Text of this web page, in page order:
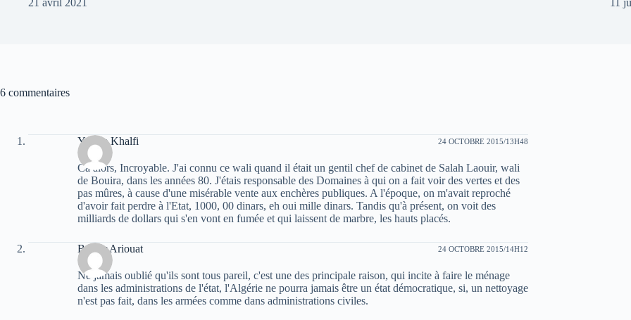
6 commentaires
Yacine Khalfi 24 OCTOBRE 2015/13H48
Ca alors, Incroyable. J'ai connu ce wali quand il était un gentil chef de cabinet de Salah Laouir, wali
de Bouira, dans les années 80. J'étais responsable des Domaines à qui on a fait voir des vertes et des
pas mûres, à cause d'une misérable vente aux enchères publiques. A l'époque, on m'avait reproché
d'avoir fait perdre à l'Etat, 1000, 00 dinars, eh oui mille dinars. Tandis qu'à présent, on voit des
milliards de dollars qui s'en vont en fumée et qui laissent de marbre, les hauts placés.
Bachir Ariouat 24 OCTOBRE 2015/14H12
Ne jamais oublié qu'ils sont tous pareil, c'est une des principale raison, qui incite à faire le ménage
dans les administrations de l'état, l'Algérie ne pourra jamais être un état démocratique, si, un nettoyage
n'est pas fait, dans les armées comme dans administrations civiles.